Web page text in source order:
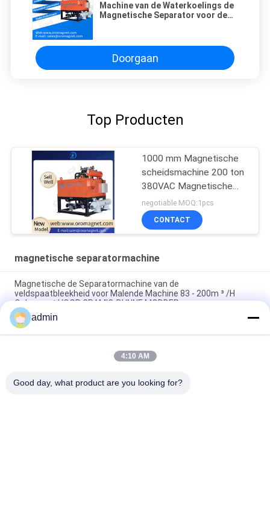
Machine van de Waterkoelings de
Magnetische Separator voor de
Doorgaan
Top Producten
1000 mm Magnetische
scheidsmachine 200 ton
380VAC Magnetische
scheidsmachine voor
slijpmachine
negotiable MOQ:1pcs
CONTACT
magnetische separatormachine
Magnetische de Separatormachine van de
veldspaatbleekheid voor Malende Machine 83 - 200m ³ /H
Opbrengst VOOR CRAMIC-DUNNE MODDER
Gordelconveyor ijzererts Elektro-magnetische rol separator
machine Ononderbroken werk
Van de de Hoge Capaciteitsmagneet van het veldspaatproces
admin
4:10 AM
Good day, what product are you looking for?